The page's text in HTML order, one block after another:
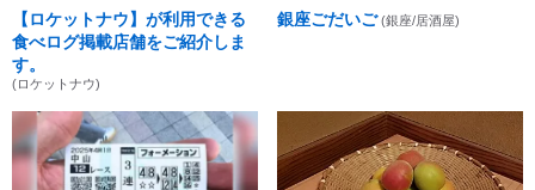
【ロケットナウ】が利用できる
食べログ掲載店舗をご紹介しま
す。
(ロケットナウ)
銀座ごだいご (銀座/居酒屋)